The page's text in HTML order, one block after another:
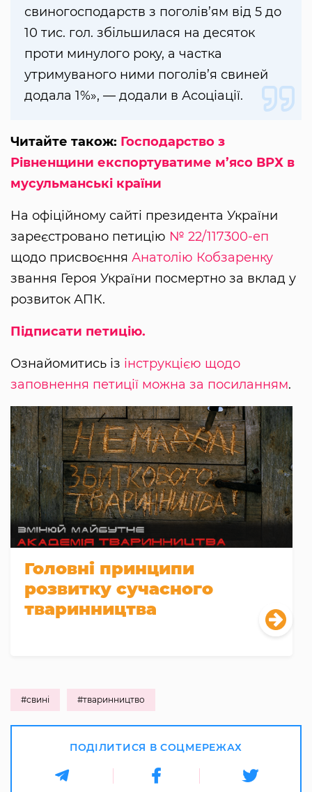
свиногосподарств з поголів’ям від 5 до
10 тис. гол. збільшилася на десяток
проти минулого року, а частка
утримуваного ними поголів’я свиней
додала 1%», — додали в Асоціації.
Читайте також: Господарство з
Рівненщини експортуватиме м’ясо ВРХ в
мусульманські країни
На офіційному сайті президента України
зареєстровано петицію № 22/117300-еп
щодо присвоєння Анатолію Кобзаренку
звання Героя України посмертно за вклад у
розвиток АПК.
Підписати петицію.
Ознайомитись із інструкцією щодо
заповнення петиції можна за посиланням.
Головні принципи
розвитку сучасного
тваринництва
#свині #тваринництво
ПОДІЛИТИСЯ В СОЦМЕРЕЖАХ